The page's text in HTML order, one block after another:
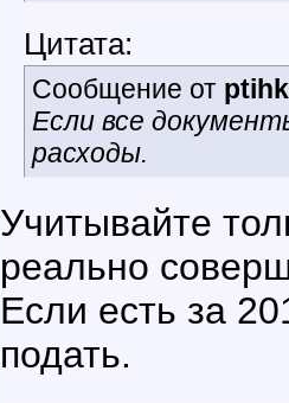
Цитата:
Сообщение от
Если все
расходы.
Учитывайте
реально
Если есть за
подать.